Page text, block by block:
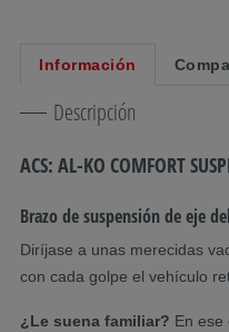
Información
Descripción
ACS: AL-KO COMFORT
Brazo de suspensión de eje
Diríjase a unas merecidas
con cada golpe el vehículo
¿Le suena familiar? En ese